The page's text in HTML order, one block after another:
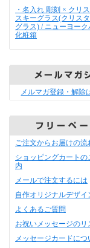
・名入れ 彫刻 × クリ
スキーグラス(クリス
グラス) / ニューヨーク
化粧箱
メルマガ登録・解除
ご注文からお届けの流
ショッピングカートの
内
メールで注文するには
自作オリジナルデザイ
よくあるご質問
お祝いメッセージのリ
メッセージカードにつ